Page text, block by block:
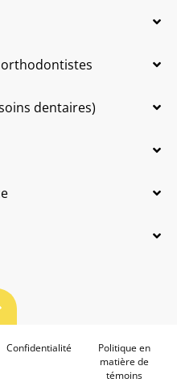
dentaires)
Haut de page
Confidentialité
Politique en
matière de
témoins